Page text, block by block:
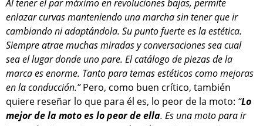
Al tener el par máximo en revoluciones bajas, permite
enlazar curvas manteniendo una marcha sin tener que ir
cambiando ni adaptándola. Su punto fuerte es la estética.
Siempre atrae muchas miradas y conversaciones sea cual
sea el lugar donde uno pare. El catálogo de piezas de la
marca es enorme. Tanto para temas estéticos como mejoras
en la conducción.”Pero, como buen crítico, también
quiere reseñar lo que para él es, lo peor de la moto: “Lo
mejor de la moto es lo peor de ella. Es una moto para ir